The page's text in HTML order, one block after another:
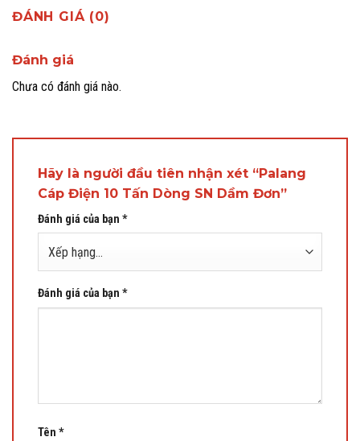
ĐÁNH GIÁ (0)
Đánh giá
Chưa có đánh giá nào.
Hãy là người đầu tiên nhận xét “Palang
Cáp Điện 10 Tấn Dòng SN Dầm Đơn”
Đánh giá của bạn *
Đánh giá của bạn *
Tên *